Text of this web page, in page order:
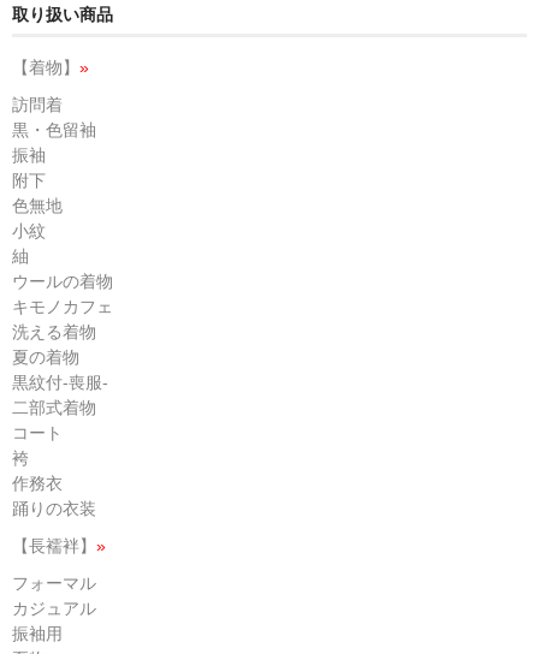
取り扱い商品
【着物】 »
訪問着
黒・色留袖
振袖
附下
色無地
小紋
紬
ウールの着物
キモノカフェ
洗える着物
夏の着物
黒紋付-喪服-
二部式着物
コート
袴
作務衣
踊りの衣装
【長襦袢】 »
フォーマル
カジュアル
振袖用